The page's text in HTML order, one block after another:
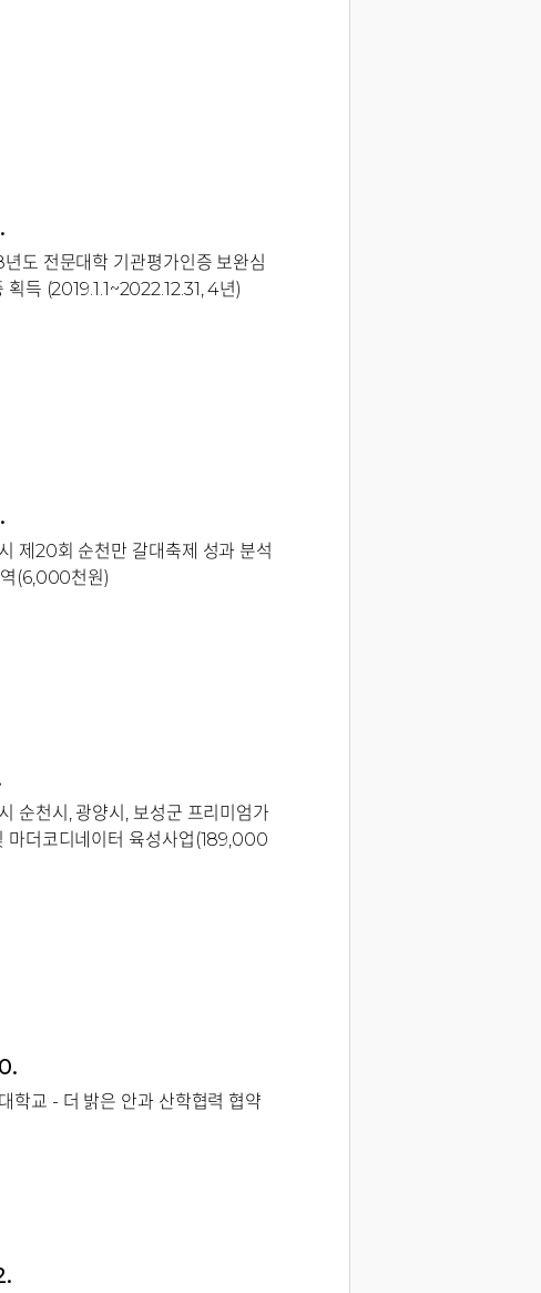
도 전문대학 기관평가인증 보완심
획득 (2019.1.1~2022.12.31, 4년)
제20회 순천만 갈대축제 성과 분석
(6,000천원)
순천시, 광양시, 보성군 프리미엄가
마더코디네이터 육성사업(189,000
학교 - 더 밝은 안과 산학협력 협약